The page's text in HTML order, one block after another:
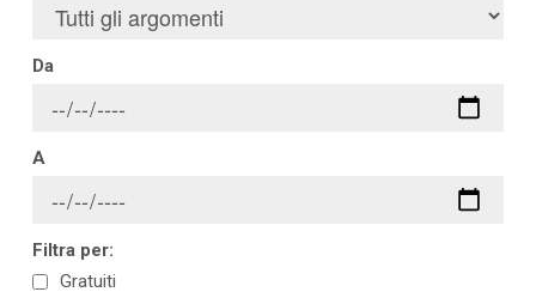
Da
A
Filtra per:
Gratuiti